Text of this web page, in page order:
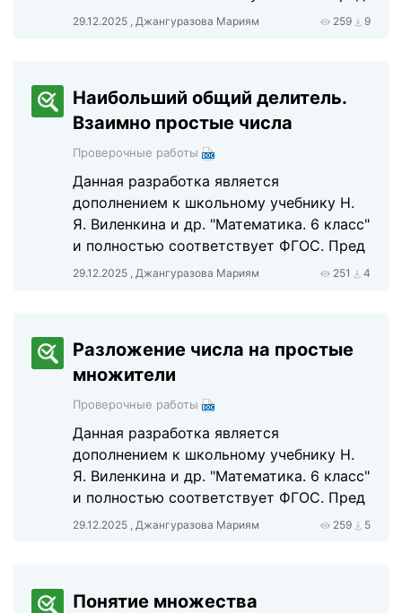
29.12.2025 , Джангуразова Мариям 259 9
Наибольший общий делитель.
Взаимно простые числа
Проверочные работы
Данная разработка является
дополнением к школьному учебнику Н.
Я. Виленкина и др. "Математика. 6 класс"
и полностью соответствует ФГОС. Пред
29.12.2025 , Джангуразова Мариям 251 4
Разложение числа на простые
множители
Проверочные работы
Данная разработка является
дополнением к школьному учебнику Н.
Я. Виленкина и др. "Математика. 6 класс"
и полностью соответствует ФГОС. Пред
29.12.2025 , Джангуразова Мариям 259 5
Понятие множества